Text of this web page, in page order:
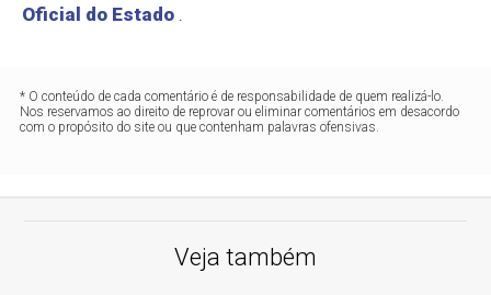
Oficial do Estado .
* O conteúdo de cada comentário é de responsabilidade de quem realizá-lo.
Nos reservamos ao direito de reprovar ou eliminar comentários em desacordo
com o propósito do site ou que contenham palavras ofensivas.
Veja também